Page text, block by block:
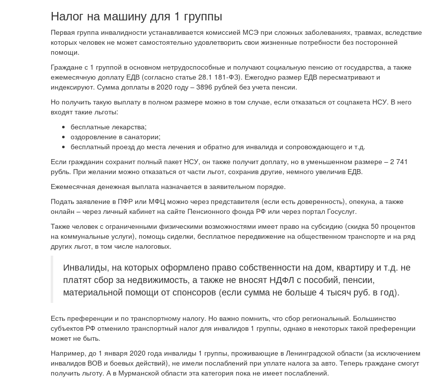
Налог на машину для 1 группы
Первая группа инвалидности устанавливается комиссией МСЭ при сложных заболеваниях, травмах, вследствие
которых человек не может самостоятельно удовлетворить свои жизненные потребности без посторонней
помощи.
Граждане с 1 группой в основном нетрудоспособные и получают социальную пенсию от государства, а также
ежемесячную доплату ЕДВ (согласно статье 28.1 181-ФЗ). Ежегодно размер ЕДВ пересматривают и
индексируют. Сумма доплаты в 2020 году – 3896 рублей без учета пенсии.
Но получить такую выплату в полном размере можно в том случае, если отказаться от соцпакета НСУ. В него
входят такие льготы:
бесплатные лекарства;
оздоровление в санатории;
бесплатный проезд до места лечения и обратно для инвалида и сопровождающего и т.д.
Если гражданин сохранит полный пакет НСУ, он также получит доплату, но в уменьшенном размере – 2 741
рубль. При желании можно отказаться от части льгот, сохранив другие, немного увеличив ЕДВ.
Ежемесячная денежная выплата назначается в заявительном порядке.
Подать заявление в ПФР или МФЦ можно через представителя (если есть доверенность), опекуна, а также
онлайн – через личный кабинет на сайте Пенсионного фонда РФ или через портал Госуслуг.
Также человек с ограниченными физическими возможностями имеет право на субсидию (скидка 50 процентов
на коммунальные услуги), помощь сиделки, бесплатное передвижение на общественном транспорте и на ряд
других льгот, в том числе налоговых.
Инвалиды, на которых оформлено право собственности на дом, квартиру и т.д. не
платят сбор за недвижимость, а также не вносят НДФЛ с пособий, пенсии,
материальной помощи от спонсоров (если сумма не больше 4 тысяч руб. в год).
Есть преференции и по транспортному налогу. Но важно помнить, что сбор региональный. Большинство
субъектов РФ отменило транспортный налог для инвалидов 1 группы, однако в некоторых такой преференции
может не быть.
Например, до 1 января 2020 года инвалиды 1 группы, проживающие в Ленинградской области (за исключением
инвалидов ВОВ и боевых действий), не имели послаблений при уплате налога за авто. Теперь граждане смогут
получить льготу. А в Мурманской области эта категория пока не имеет послаблений.